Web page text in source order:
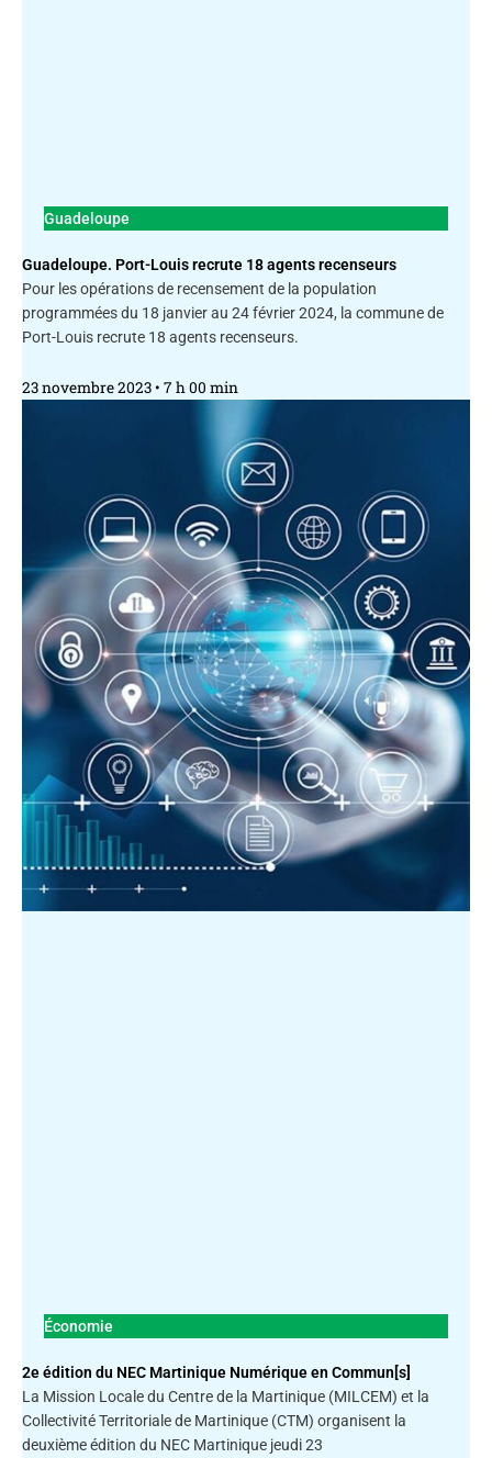
Guadeloupe
Guadeloupe. Port-Louis recrute 18 agents recenseurs
Pour les opérations de recensement de la population
programmées du 18 janvier au 24 février 2024, la commune de
Port-Louis recrute 18 agents recenseurs.
23 novembre 2023 7 h 00 min
Économie
2e édition du NEC Martinique Numérique en Commun[s]
La Mission Locale du Centre de la Martinique (MILCEM) et la
Collectivité Territoriale de Martinique (CTM) organisent la
deuxième édition du NEC Martinique jeudi 23